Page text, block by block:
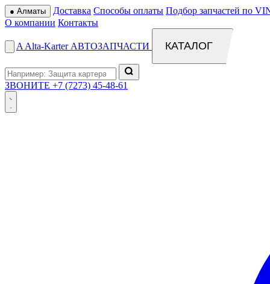
● Алматы Доставка Способы оплаты Подбор запчастей по
О компании Контакты
A Alta-Karter АВТОЗАПЧАСТИ КАТАЛОГ
ЗВОНИТЕ +7 (7273) 45-48-61